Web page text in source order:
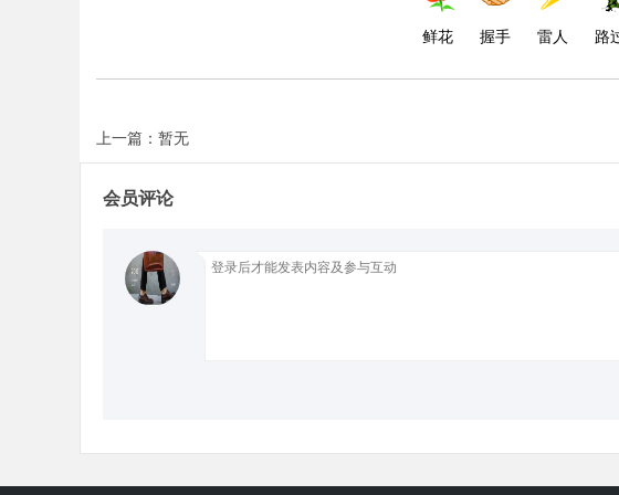
鲜花 握手 雷人 路
上一篇：暂无
会员评论